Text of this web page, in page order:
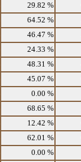
29.82 %
64.52 %
46.47 %
24.33 %
48.31 %
45.07 %
0.00 %
68.65 %
12.42 %
62.01 %
0.00 %